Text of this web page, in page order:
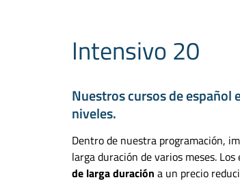
Intensivo 20
Nuestros cursos de español
niveles.
Dentro de nuestra programación,
larga duración de varios meses.
de larga duración a un precio